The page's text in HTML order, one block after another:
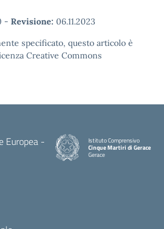
- Revisione: 06.11.2023
specificato, questo articolo è
Creative Commons
Istituto Comprensivo
Cinque Martiri di Gerace
Gerace